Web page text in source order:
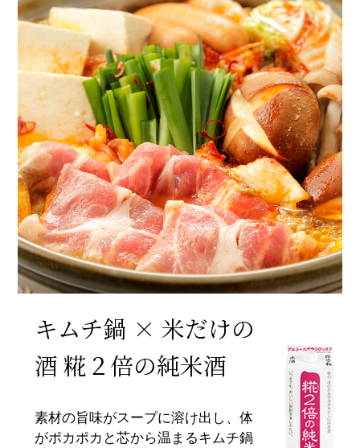
キムチ鍋 × 米だけの
酒 糀２倍の純米酒
素材の旨味がスープに溶け出し、体
がポカポカと芯から温まるキムチ鍋